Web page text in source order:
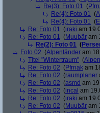
Re(3): Foto 01 (
Re(4): Foto 01 (
Re(4): Foto 01 (
Re: Foto 01 (iraki am
Re: Foto 01 (Muubär am
Re(2): Foto 01 (
Foto 02 (Alpenländer am
Titel "Wintertraum" (
Re: Foto 02 (Pfrnak am
Re: Foto 02 (raumplaner
Re: Foto 02 (asmd am
Re: Foto 02 (incal am
Re: Foto 02 (iraki am
Re: Foto 02 (Muubär am